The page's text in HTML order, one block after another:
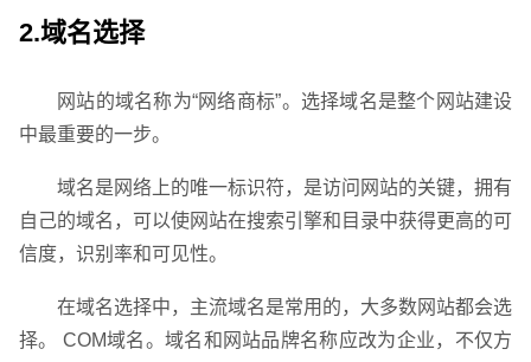
2.域名选择
网站的域名称为“网络商标”。选择域名是整个网站建设
中最重要的一步。
域名是网络上的唯一标识符，是访问网站的关键，拥有
自己的域名，可以使网站在搜索引擎和目录中获得更高的可
信度，识别率和可见性。
在域名选择中，主流域名是常用的，大多数网站都会选
择。 COM域名。域名和网站品牌名称应改为企业，不仅方